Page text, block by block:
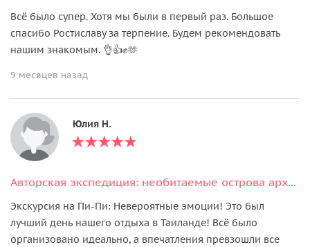
Всё было супер. Хотя мы были в первый раз. Большое
спасибо Ростиславу за терпение. Будем рекомендовать
нашим знакомым. 👌👍✊🫶
9 месяцев назад
Юлия Н.
Авторская экспедиция: необитаемые острова архипелага Phi Phi
Экскурсия на Пи-Пи: Невероятные эмоции! Это был
лучший день нашего отдыха в Таиланде! Всё было
организовано идеально, а впечатления превзошли все